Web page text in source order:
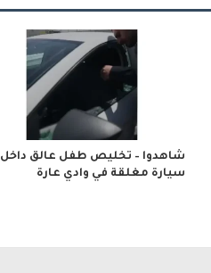
شاهدوا – تخليص طفل عالق داخل
سيارة مغلقة في وادي عارة